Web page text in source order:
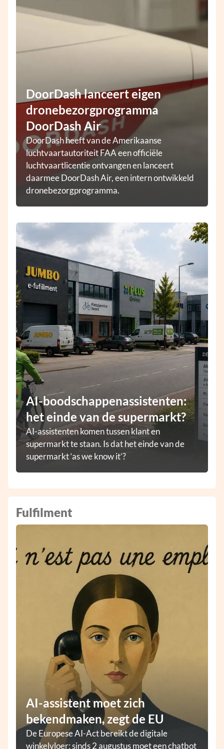
AI-boodschappenassistenten:
het einde van de supermarkt?
AI-assistenten komen tussen klant en
supermarkt te staan. Is dat het einde van de
supermarkt ‘as we know it’?
DoorDash lanceert eigen
dronebezorgprogramma
DoorDash Air
DoorDash heeft van de Amerikaanse
luchtvaartautoriteit FAA een officiële
luchtvaartlicentie ontvangen en lanceert
daarmee DoorDash Air, een intern ontwikkeld
dronebezorgprogramma.
Fulfilment
AI-assistent moet zich
bekendmaken, zegt de EU
De Europese AI-Act bereikt de digitale
winkelvloer: sinds 2 augustus moet een chatbot